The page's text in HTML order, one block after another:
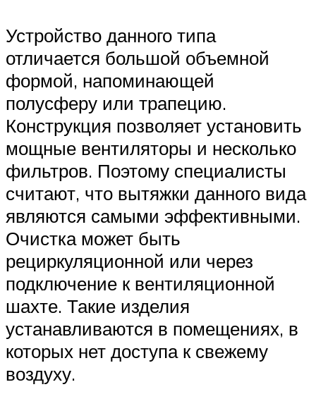
Устройство данного типа
отличается большой объемной
формой, напоминающей
полусферу или трапецию.
Конструкция позволяет установить
мощные вентиляторы и несколько
фильтров. Поэтому специалисты
считают, что вытяжки данного вида
являются самыми эффективными.
Очистка может быть
рециркуляционной или через
подключение к вентиляционной
шахте. Такие изделия
устанавливаются в помещениях, в
которых нет доступа к свежему
воздуху.